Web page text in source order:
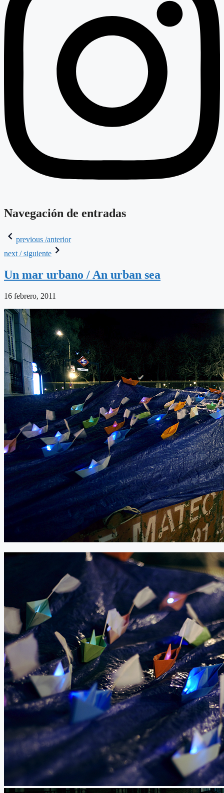
Navegación de entradas
previous /anterior
next / siguiente
Un mar urbano / An urban sea
16 febrero, 2011